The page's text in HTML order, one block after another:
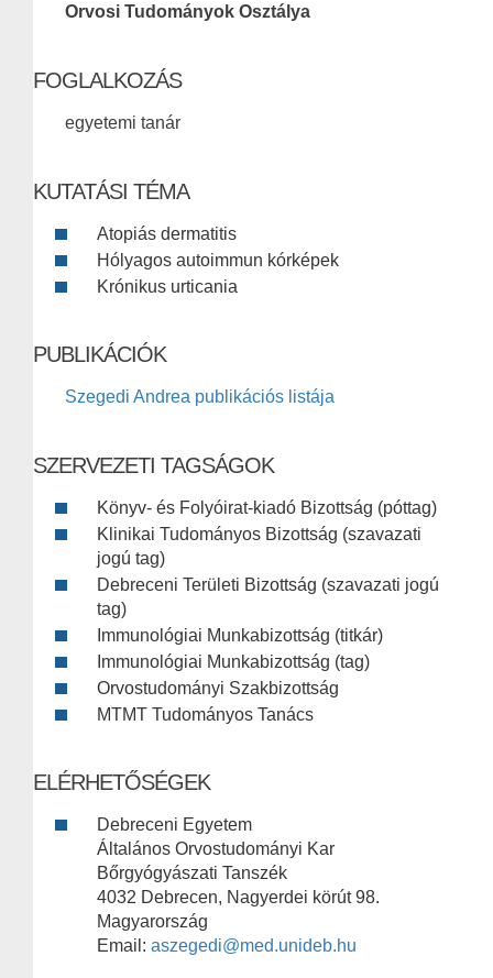
Orvosi Tudományok Osztálya
FOGLALKOZÁS
egyetemi tanár
KUTATÁSI TÉMA
Atopiás dermatitis
Hólyagos autoimmun kórképek
Krónikus urticania
PUBLIKÁCIÓK
Szegedi Andrea publikációs listája
SZERVEZETI TAGSÁGOK
Könyv- és Folyóirat-kiadó Bizottság (póttag)
Klinikai Tudományos Bizottság (szavazati
jogú tag)
Debreceni Területi Bizottság (szavazati jogú
tag)
Immunológiai Munkabizottság (titkár)
Immunológiai Munkabizottság (tag)
Orvostudományi Szakbizottság
MTMT Tudományos Tanács
ELÉRHETŐSÉGEK
Debreceni Egyetem
Általános Orvostudományi Kar
Bőrgyógyászati Tanszék
4032 Debrecen, Nagyerdei körút 98.
Magyarország
Email: aszegedi@med.unideb.hu